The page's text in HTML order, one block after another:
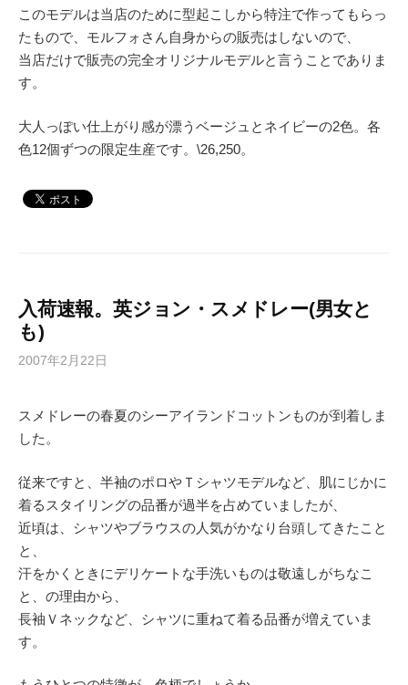
このモデルは当店のために型起こしから特注で作ってもらっ
たもので、モルフォさん自身からの販売はしないので、
当店だけで販売の完全オリジナルモデルと言うことでありま
す。
大人っぽい仕上がり感が漂うベージュとネイビーの2色。各
色12個ずつの限定生産です。\26,250。
入荷速報。英ジョン・スメドレー(男女と
も)
2007年2月22日
スメドレーの春夏のシーアイランドコットンものが到着しま
した。
従来ですと、半袖のポロやＴシャツモデルなど、肌にじかに
着るスタイリングの品番が過半を占めていましたが、
近頃は、シャツやブラウスの人気がかなり台頭してきたこと
と、
汗をかくときにデリケートな手洗いものは敬遠しがちなこ
と、の理由から、
長袖Ｖネックなど、シャツに重ねて着る品番が増えていま
す。